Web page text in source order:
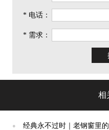
* 电话：
* 需求：
相
●
经典永不过时｜老钢窗里